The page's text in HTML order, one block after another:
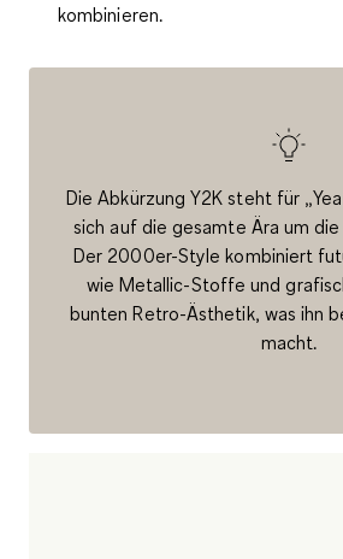
kombinieren.
Die Abkürzung Y2K steht für
sich auf die gesamte Ära um
Der 2000er-Style kombiniert
wie Metallic-Stoffe und
bunten Retro-Ästhetik, was ihn
macht.